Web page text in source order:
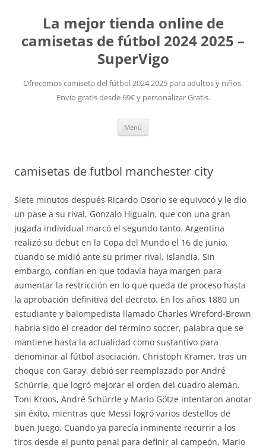
La mejor tienda online de
camisetas de fútbol 2024 2025 –
SuperVigo
Ofrecemos camiseta del fútbol 2024 2025 para adultos y niños.
Envío gratis desde 69€ y personalizar Gratis.
Menú
camisetas de futbol manchester city
Siete minutos después Ricardo Osorio se equivocó y le dio
un pase a su rival, Gonzalo Higuaín, que con una gran
jugada individual marcó el segundo tanto. Argentina
realizó su debut en la Copa del Mundo el 16 de junio,
cuando se midió ante su primer rival, Islandia. Sin
embargo, confían en que todavía haya margen para
aumentar la restricción en lo que queda de proceso hasta
la aprobación definitiva del decreto. En los años 1880 un
estudiante y balompedista llamado Charles Wreford-Brown
habría sido el creador del término soccer, palabra que se
mantiene hasta la actualidad como sustantivo para
denominar al fútbol asociación. Christoph Kramer, tras un
choque con Garay, debió ser reemplazado por André
Schürrle, que logró mejorar el orden del cuadro alemán.
Toni Kroos, André Schürrle y Mario Götze intentaron anotar
sin éxito, mientras que Messi logró varios destellos de
buen juego. Cuando ya parecía inminente recurrir a los
tiros desde el punto penal para definir al campeón, Mario